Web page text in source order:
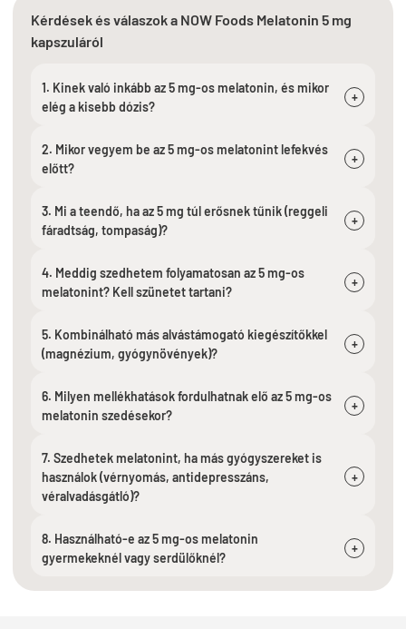
Kérdések és válaszok a NOW Foods Melatonin 5 mg
kapszuláról
1. Kinek való inkább az 5 mg-os melatonin, és mikor
elég a kisebb dózis?
+
2. Mikor vegyem be az 5 mg-os melatonint lefekvés
előtt?
+
3. Mi a teendő, ha az 5 mg túl erősnek tűnik (reggeli
fáradtság, tompaság)?
+
4. Meddig szedhetem folyamatosan az 5 mg-os
melatonint? Kell szünetet tartani?
+
5. Kombinálható más alvástámogató kiegészítőkkel
(magnézium, gyógynövények)?
+
6. Milyen mellékhatások fordulhatnak elő az 5 mg-os
melatonin szedésekor?
+
7. Szedhetek melatonint, ha más gyógyszereket is
használok (vérnyomás, antidepresszáns,
véralvadásgátló)?
+
8. Használható-e az 5 mg-os melatonin
gyermekeknél vagy serdülőknél?
+